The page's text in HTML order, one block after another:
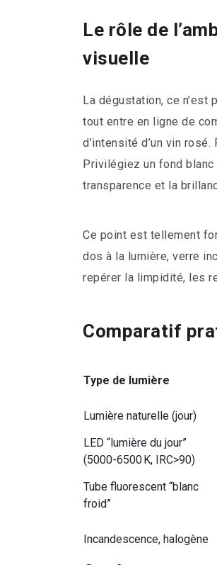
Le rôle de
visuelle
La dégustation, ce n’est
tout entre en ligne de
d’intensité d’un vin
Privilégiez un fond
transparence et la
Ce point est tellement
dos à la lumière, verre
repérer la limpidité, les
Comparatif
Type de lumière
Lumière naturelle (jour)
LED “lumière du jour”
(5000-6500 K, IRC>90)
Tube fluorescent “blanc
froid”
Incandescence, halogène